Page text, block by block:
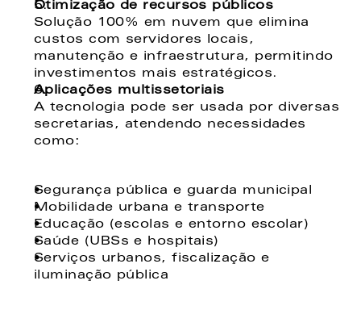
Otimização de recursos públicos
Solução 100% em nuvem que elimina
custos com servidores locais,
manutenção e infraestrutura, permitindo
investimentos mais estratégicos.
Aplicações multissetoriais
A tecnologia pode ser usada por diversas
secretarias, atendendo necessidades
como:
Segurança pública e guarda municipal
Mobilidade urbana e transporte
Educação (escolas e entorno escolar)
Saúde (UBSs e hospitais)
Serviços urbanos, fiscalização e
iluminação pública